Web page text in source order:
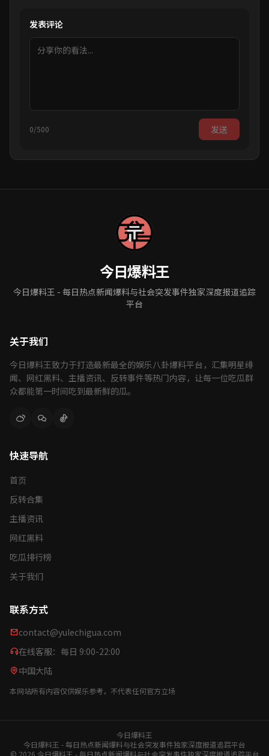
发表评论
0/500 发送
今日爆料王
今日爆料王 - 每日热点新闻爆料与社会突发事件独家深度报道追踪
平台
关于我们
今日爆料王致力于打造最新最全的娱乐八卦爆料平台，汇集明星绯
闻、网红黑料、主播资讯、反转事件等热门内容，让每一位吃瓜群
众都能第一时间吃到最新鲜的瓜。
快速导航
首页
反转合集
主播资讯
网红黑料
吃瓜排行榜
关于我们
联系方式
contact@yulechigua.com
在线客服：每日 9:00-22:00
中国大陆
本网站所有内容仅供娱乐参考，不代表任何官方立场
今日爆料王
今日爆料王 - 每日热点新闻爆料与社会突发事件独家深度报道追踪平台
© 2026 今日爆料王 - 每日热点新闻爆料与社会突发事件独家深度报道追踪平台